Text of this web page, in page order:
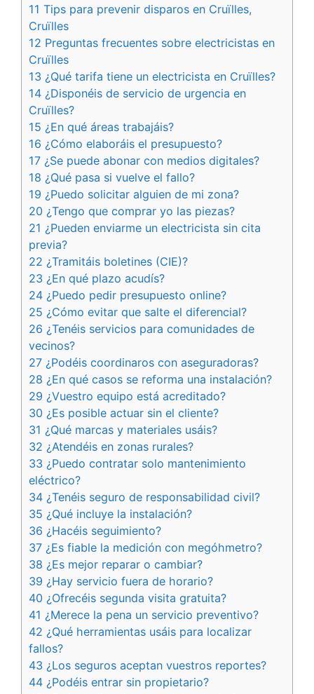
11 Tips para prevenir disparos en Cruïlles,
Cruïlles
12 Preguntas frecuentes sobre electricistas en
Cruïlles
13 ¿Qué tarifa tiene un electricista en Cruïlles?
14 ¿Disponéis de servicio de urgencia en
Cruïlles?
15 ¿En qué áreas trabajáis?
16 ¿Cómo elaboráis el presupuesto?
17 ¿Se puede abonar con medios digitales?
18 ¿Qué pasa si vuelve el fallo?
19 ¿Puedo solicitar alguien de mi zona?
20 ¿Tengo que comprar yo las piezas?
21 ¿Pueden enviarme un electricista sin cita
previa?
22 ¿Tramitáis boletines (CIE)?
23 ¿En qué plazo acudís?
24 ¿Puedo pedir presupuesto online?
25 ¿Cómo evitar que salte el diferencial?
26 ¿Tenéis servicios para comunidades de
vecinos?
27 ¿Podéis coordinaros con aseguradoras?
28 ¿En qué casos se reforma una instalación?
29 ¿Vuestro equipo está acreditado?
30 ¿Es posible actuar sin el cliente?
31 ¿Qué marcas y materiales usáis?
32 ¿Atendéis en zonas rurales?
33 ¿Puedo contratar solo mantenimiento
eléctrico?
34 ¿Tenéis seguro de responsabilidad civil?
35 ¿Qué incluye la instalación?
36 ¿Hacéis seguimiento?
37 ¿Es fiable la medición con megóhmetro?
38 ¿Es mejor reparar o cambiar?
39 ¿Hay servicio fuera de horario?
40 ¿Ofrecéis segunda visita gratuita?
41 ¿Merece la pena un servicio preventivo?
42 ¿Qué herramientas usáis para localizar
fallos?
43 ¿Los seguros aceptan vuestros reportes?
44 ¿Podéis entrar sin propietario?